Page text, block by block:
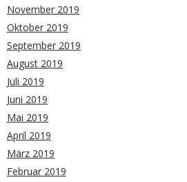
November 2019
Oktober 2019
September 2019
August 2019
Juli 2019
Juni 2019
Mai 2019
April 2019
März 2019
Februar 2019